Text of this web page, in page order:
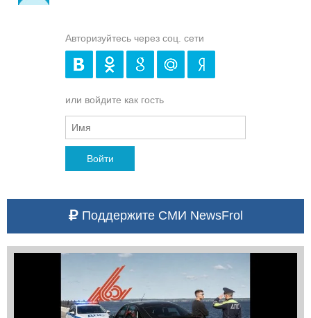
Авторизуйтесь через соц. сети
или войдите как гость
Войти
Поддержите СМИ NewsFrol